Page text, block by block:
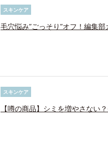
スキンケア
毛穴悩み”ごっそり”オフ！編集
スキンケア
【噂の商品】シミを増やさない